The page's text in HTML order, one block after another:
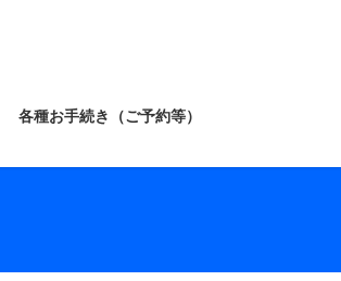
各種お手続き（ご予約等）